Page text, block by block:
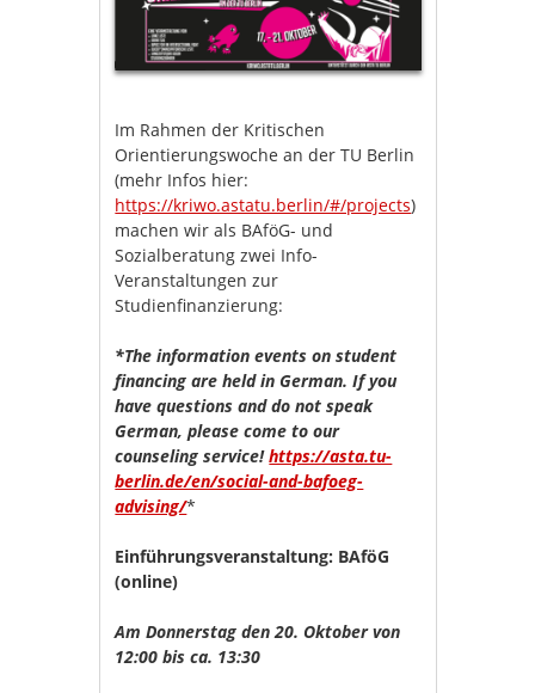
Im Rahmen der Kritischen
Orientierungswoche an der TU Berlin
(mehr Infos hier:
https://kriwo.astatu.berlin/#/projects)
machen wir als BAföG- und
Sozialberatung zwei Info-
Veranstaltungen zur
Studienfinanzierung:
*The information events on student
financing are held in German. If you
have questions and do not speak
German, please come to our
counseling service!https://asta.tu-
berlin.de/en/social-and-bafoeg-
advising/*
Einführungsveranstaltung: BAföG
(online)
Am Donnerstag den 20. Oktober von
12:00 bis ca. 13:30